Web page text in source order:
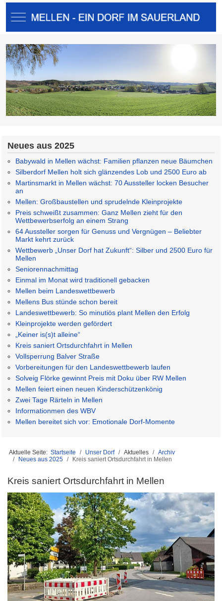
Mobile Menu Toggle
Neues aus 2025
Babywald in Mellen wächst: Familien pflanzen neue Bäumchen
Silberdorf Mellen holt sich glänzendes Lob und 2500 Euro ab
Martinsmarkt in Mellen wächst: 70 Aussteller locken Besucher
an
Mellen: Großbaustellen und sprudelnde Kleinprojekte
Preis schweißt zusammen: Ganz Mellen zieht für den
Wettbewerbserfolg an einem Strang
64 Aussteller sorgen für Genuss und Vergnügen – Beliebter
Markt kehrt zurück
Wettbewerb „Unser Dorf hat Zukunft“: Silber und 2500 Euro für
Mellen
Seniorennachmittag
Einmal im Monat wird traditionell gebacken
Mellen beim Landeswettbewerb
Mellens Bus stünde schon bereit
Landeswettbewerb: So minutiös plant Mellen den Erfolg
Kleinprojekte werden gefördert
„Keiner is(s)t alleine“
Kreis saniert Ortsdurchfahrt in Mellen
Vollsperrung Balver Straße
Vorbereitungen für den Landeswettbewerb laufen
Solveig Flörke gewinnt Preis mit Doku über RW Mellen
Mellen feiert einen neuen Kinderschützenkönig
Zwei Tage Rärteln in Mellen
Informationmen des WBV
Mellen bereitet sich vor: Emotionale Dorf-Momente
Aktuelle Seite: Startseite Unser Dorf Aktuelles
Archiv
Neues aus 2025
Kreis saniert Ortsdurchfahrt in Mellen
Kreis saniert Ortsdurchfahrt in Mellen